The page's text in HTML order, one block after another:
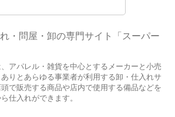
・問屋・卸の専門サイト「スーパー
アパレル・雑貨を中心とするメーカーと小売
りとあらゆる事業者が利用する卸・仕入れサ
で販売する商品や店内で使用する備品などを
仕入れができます。